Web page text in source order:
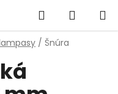
Hľadať
KOŠÍK
/ Šnúra